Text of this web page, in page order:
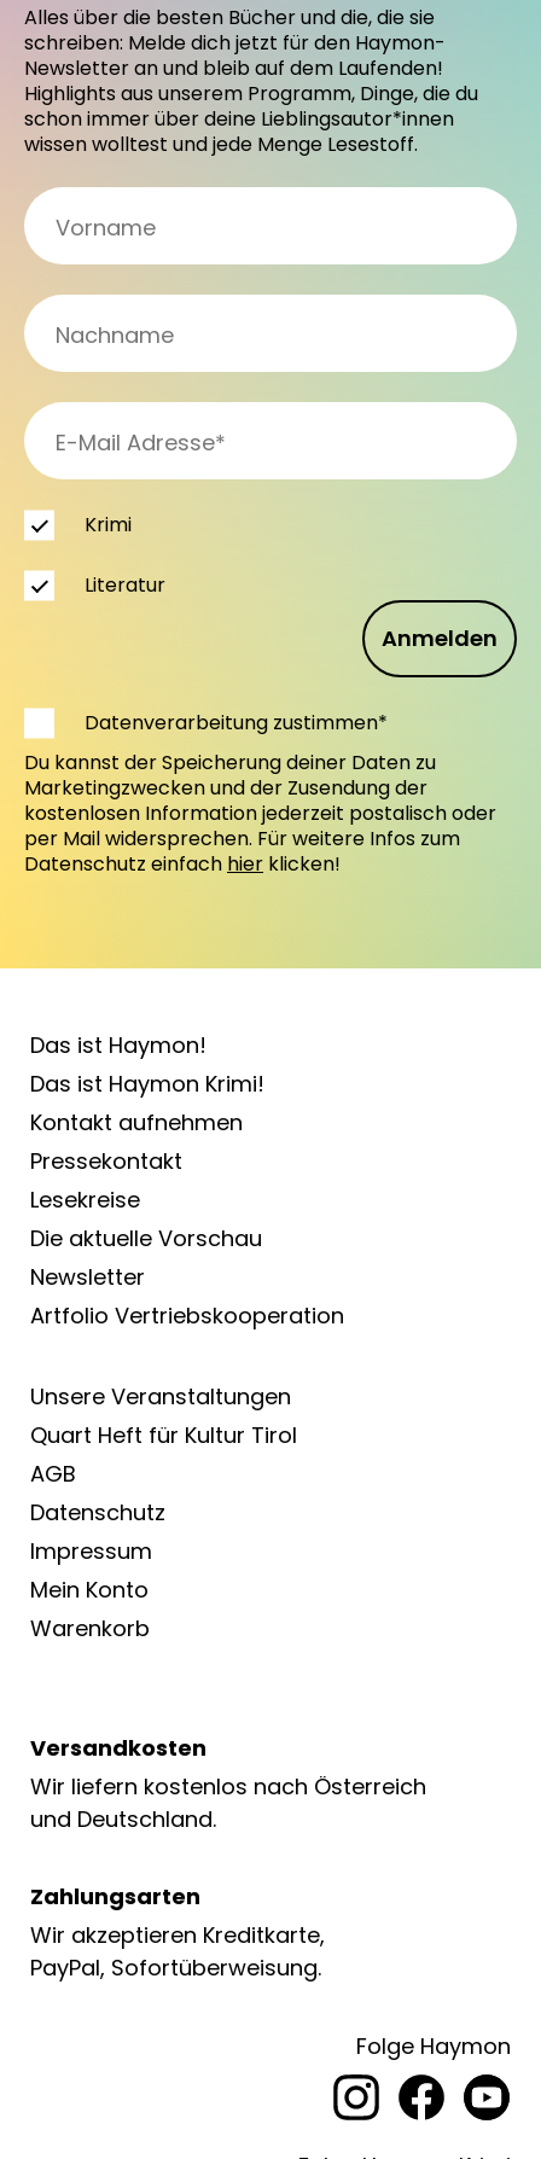
Alles über die besten Bücher und die, die sie
schreiben: Melde dich jetzt für den Haymon-
Newsletter an und bleib auf dem Laufenden!
Highlights aus unserem Programm, Dinge, die du
schon immer über deine Lieblingsautor*innen
wissen wolltest und jede Menge Lesestoff.
Anmelden
Krimi
Literatur
Datenverarbeitung zustimmen*
Du kannst der Speicherung deiner Daten zu
Marketingzwecken und der Zusendung der
kostenlosen Information jederzeit postalisch oder
per Mail widersprechen. Für weitere Infos zum
Datenschutz einfach hier klicken!
Das ist Haymon!
Das ist Haymon Krimi!
Kontakt aufnehmen
Pressekontakt
Lesekreise
Die aktuelle Vorschau
Newsletter
Artfolio Vertriebs­kooperation
Unsere Veranstaltungen
Quart Heft für Kultur Tirol
AGB
Datenschutz
Impressum
Mein Konto
Warenkorb
Versandkosten
Wir liefern kostenlos nach Österreich
und Deutschland.
Zahlungsarten
Wir akzeptieren Kreditkarte,
PayPal, Sofortüberweisung.
Folge Haymon